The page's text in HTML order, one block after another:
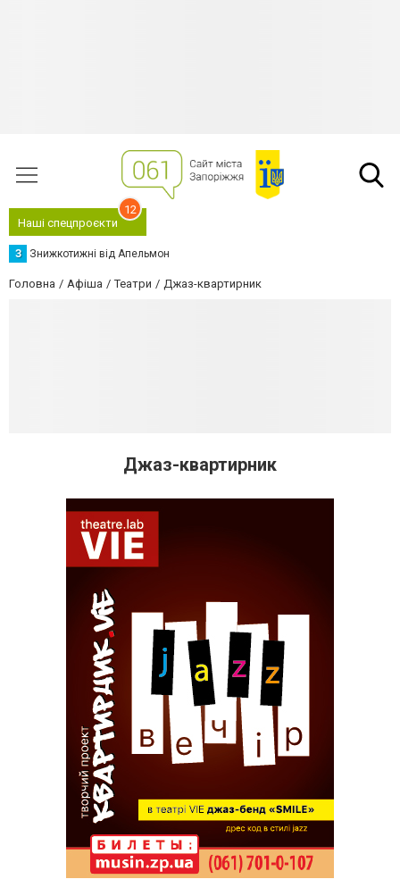
Наші спецпроєкти
12
З Знижкотижні від Апельмон
Головна Афіша Театри Джаз-квартирник
Джаз-квартирник